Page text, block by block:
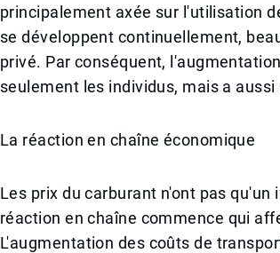
principalement axée sur l'utilisation
se développent continuellement,
privé. Par conséquent,
seulement les individus, mais a
La réaction en chaîne économique
Les prix du carburant n'ont pas
réaction en chaîne commence qui
L'augmentation des coûts de